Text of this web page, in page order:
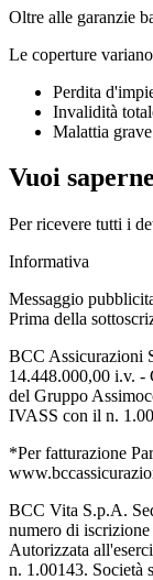
Oltre alle garanzie
Le coperture
Perdita
Invalidità
Malattia
Vuoi
Per ricevere tutti i
Informativa
Messaggio
Prima della
BCC Assicurazioni
14.448.000,00 i.v. -
del Gruppo
IVASS con il n.
*Per fatturazione
BCC Vita S.p.A.
numero di
Autorizzata
n. 1.00143. Società